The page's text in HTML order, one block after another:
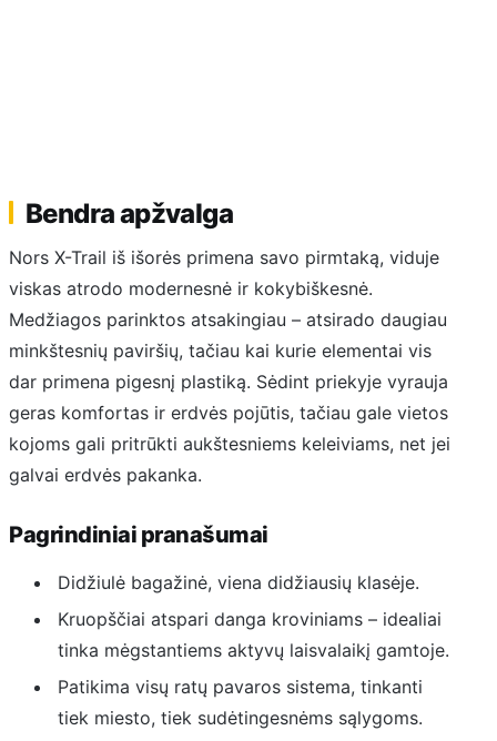
Bendra apžvalga
Nors X-Trail iš išorės primena savo pirmtaką, viduje
viskas atrodo modernesnė ir kokybiškesnė.
Medžiagos parinktos atsakingiau – atsirado daugiau
minkštesnių paviršių, tačiau kai kurie elementai vis
dar primena pigesnį plastiką. Sėdint priekyje vyrauja
geras komfortas ir erdvės pojūtis, tačiau gale vietos
kojoms gali pritrūkti aukštesniems keleiviams, net jei
galvai erdvės pakanka.
Pagrindiniai pranašumai
Didžiulė bagažinė, viena didžiausių klasėje.
Kruopščiai atspari danga kroviniams – idealiai
tinka mėgstantiems aktyvų laisvalaikį gamtoje.
Patikima visų ratų pavaros sistema, tinkanti
tiek miesto, tiek sudėtingesnėms sąlygoms.